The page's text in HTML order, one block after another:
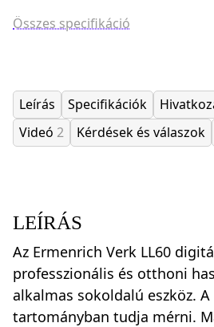
Összes specifikáció
Leírás Specifikációk
Videó 2 Kérdések és válaszok
LEÍRÁS
Az Ermenrich Verk LL60
professzionális és otthoni
alkalmas sokoldalú eszköz. A
tartományban tudja mérni.